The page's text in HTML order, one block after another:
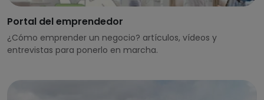
Portal del emprendedor
¿Cómo emprender un negocio? artículos, vídeos y
entrevistas para ponerlo en marcha.